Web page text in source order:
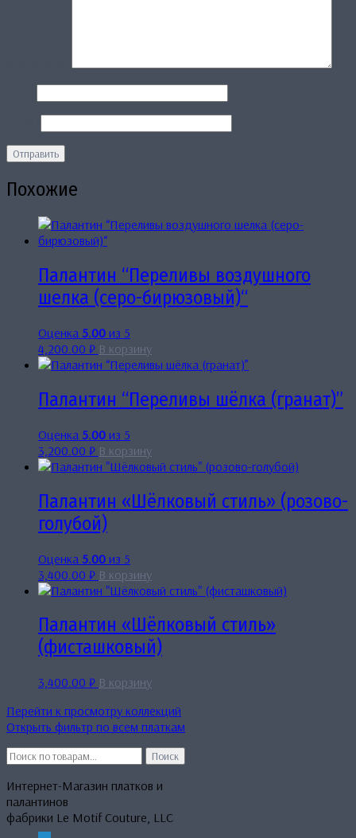
Похожие
Палантин “Переливы воздушного
шелка (серо-бирюзовый)“
Оценка 5.00 из 5
4,200.00 ₽ В корзину
Палантин “Переливы шёлка (гранат)”
Оценка 5.00 из 5
3,200.00 ₽ В корзину
Палантин «Шёлковый стиль» (розово-
голубой)
Оценка 5.00 из 5
3,400.00 ₽ В корзину
Палантин «Шёлковый стиль»
(фисташковый)
3,400.00 ₽ В корзину
Перейти к просмотру коллекций
Открыть фильтр по всем платкам
Искать:
Поиск
Интернет-Магазин платков и
палантинов
фабрики Le Motif Couture, LLC